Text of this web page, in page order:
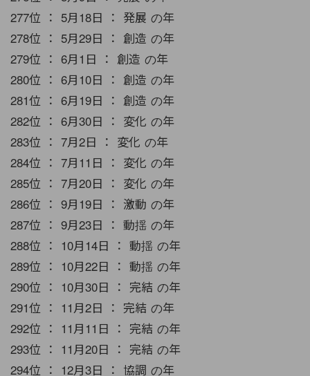
277位 ： 5月18日 ： 発展 の年
278位 ： 5月29日 ： 創造 の年
279位 ： 6月1日 ： 創造 の年
280位 ： 6月10日 ： 創造 の年
281位 ： 6月19日 ： 創造 の年
282位 ： 6月30日 ： 変化 の年
283位 ： 7月2日 ： 変化 の年
284位 ： 7月11日 ： 変化 の年
285位 ： 7月20日 ： 変化 の年
286位 ： 9月19日 ： 激動 の年
287位 ： 9月23日 ： 動揺 の年
288位 ： 10月14日 ： 動揺 の年
289位 ： 10月22日 ： 動揺 の年
290位 ： 10月30日 ： 完結 の年
291位 ： 11月2日 ： 完結 の年
292位 ： 11月11日 ： 完結 の年
293位 ： 11月20日 ： 完結 の年
294位 ： 12月3日 ： 協調 の年